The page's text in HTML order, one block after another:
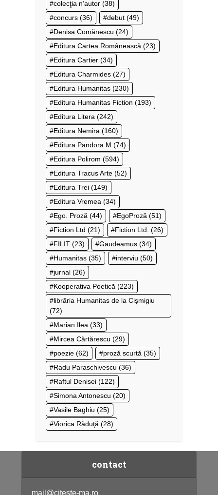
colecţia n’autor (38)
concurs (36) debut (49)
Denisa Comănescu (24)
Editura Cartea Românească (23)
Editura Cartier (34)
Editura Charmides (27)
Editura Humanitas (230)
Editura Humanitas Fiction (193)
Editura Litera (242)
Editura Nemira (160)
Editura Pandora M (74)
Editura Polirom (594)
Editura Tracus Arte (52)
Editura Trei (149)
Editura Vremea (34)
Ego. Proză (44) EgoProză (51)
Fiction Ltd (21) Fiction Ltd. (26)
FILIT (23) Gaudeamus (34)
Humanitas (35) interviu (50)
jurnal (26)
Kooperativa Poetică (223)
librăria Humanitas de la Cișmigiu
(72)
Marian Ilea (33)
Mircea Cărtărescu (29)
poezie (62) proză scurtă (35)
Radu Paraschivescu (36)
Raftul Denisei (122)
Simona Antonescu (20)
Vasile Baghiu (25)
Viorica Răduţă (28)
contact
mail@citeste-ma.ro